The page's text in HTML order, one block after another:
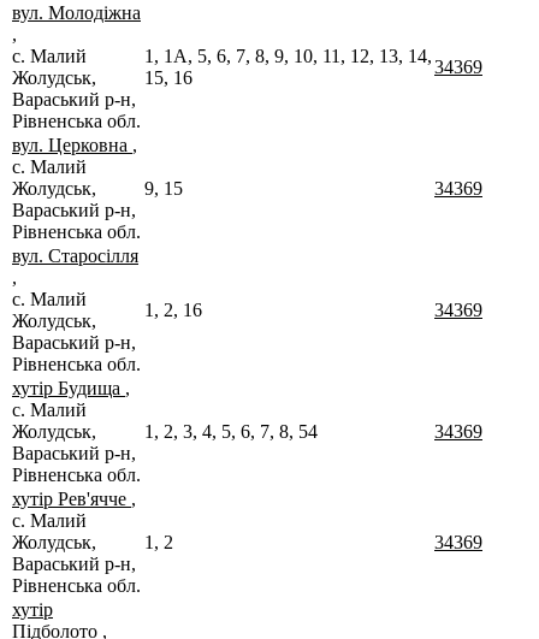
вул. Молодіжна
,
с. Малий
Жолудськ,
Вараський р-н,
Рівненська обл.
1, 1А, 5, 6, 7, 8, 9, 10, 11, 12, 13, 14,
15, 16
34369
вул. Церковна ,
с. Малий
Жолудськ,
Вараський р-н,
Рівненська обл.
9, 15 34369
вул. Старосілля
,
с. Малий
Жолудськ,
Вараський р-н,
Рівненська обл.
1, 2, 16 34369
хутір Будища ,
с. Малий
Жолудськ,
Вараський р-н,
Рівненська обл.
1, 2, 3, 4, 5, 6, 7, 8, 54 34369
хутір Рев'ячче ,
с. Малий
Жолудськ,
Вараський р-н,
Рівненська обл.
1, 2 34369
хутір
Підболото ,